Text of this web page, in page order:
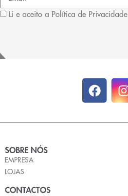
Li e aceito a Política de Privacidade
SOBRE NÓS
EMPRESA
LOJAS
CONTACTOS